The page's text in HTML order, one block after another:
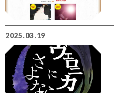
2025.03.19